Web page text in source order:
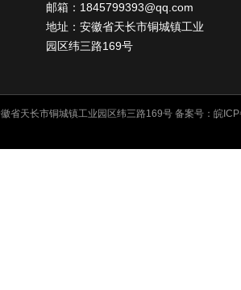
邮箱：1845799393@qq.com
地址：安徽省天长市铜城镇工业
园区纬三路169号
省天长市铜城镇工业园区纬三路169号 备案号： 皖